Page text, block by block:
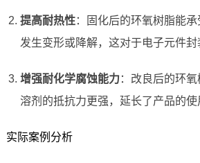
提高耐热性：固化后的环氧树脂能
发生变形或降解，这对于电子元件封
增强耐化学腐蚀能力：改良后的环
溶剂的抵抗力更强，延长了产品的使
实际案例分析